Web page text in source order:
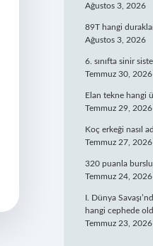
Ağustos 3, 2026
89T hangi
Ağustos 3, 2026
6. sınıfta sinir
Temmuz 30, 2026
Elan tekne hangi
Temmuz 29, 2026
Koç erkeği nasıl
Temmuz 27, 2026
320 puanla
Temmuz 24, 2026
I. Dünya
hangi cephede
Temmuz 23, 2026